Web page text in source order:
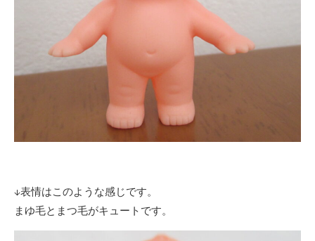
↓表情はこのような感じです。
まゆ毛とまつ毛がキュートです。